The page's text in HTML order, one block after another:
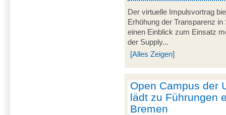
Der virtuelle Impulsvortrag
Erhöhung der Transparenz
einen Einblick zum Einsatz
der Supply...
[Alles Zeigen]
Open Campus der
lädt zu Führungen
Bremen